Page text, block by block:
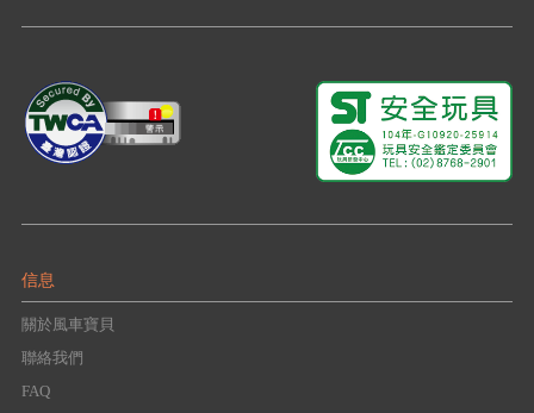
信息
關於風車寶貝
聯絡我們
FAQ